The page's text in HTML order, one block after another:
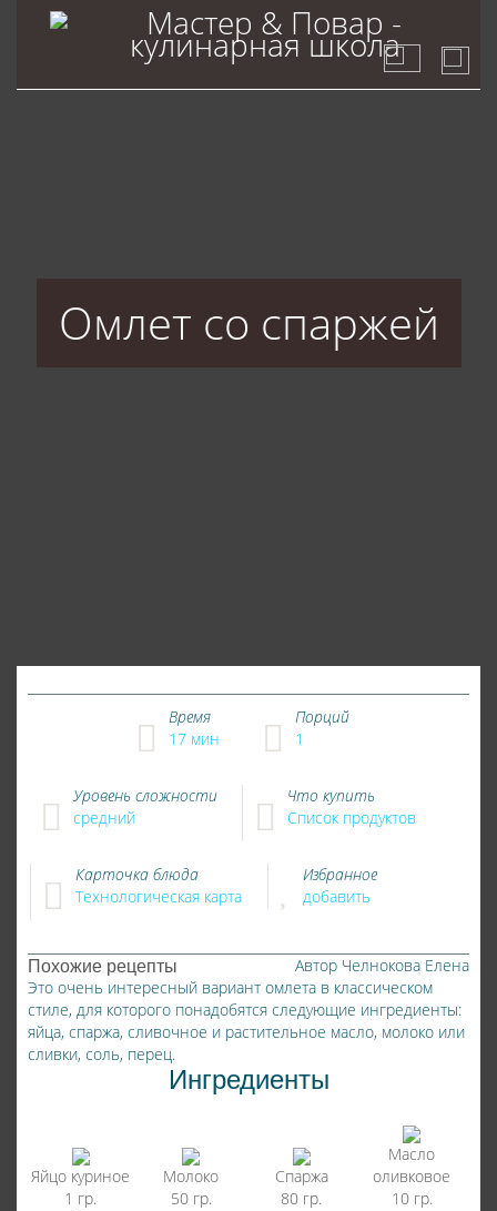
Омлет со спаржей
Время
17 мин
Порций
1
Уровень сложности
средний
Что купить
Список продуктов
Карточка блюда
Технологическая карта
Избранное
добавить
Автор Челнокова Елена
Это очень интересный вариант омлета в классическом
стиле, для которого понадобятся следующие ингредиенты:
яйца, спаржа, сливочное и растительное масло, молоко или
сливки, соль, перец.
Ингредиенты
Яйцо куриное
1 гр.
Молоко
50 гр.
Спаржа
80 гр.
Масло
оливковое
10 гр.
Похожие рецепты